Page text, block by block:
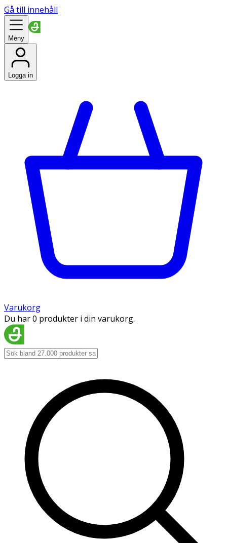
Gå till innehåll
Meny
Logga in
Varukorg
Du har 0 produkter i din varukorg.